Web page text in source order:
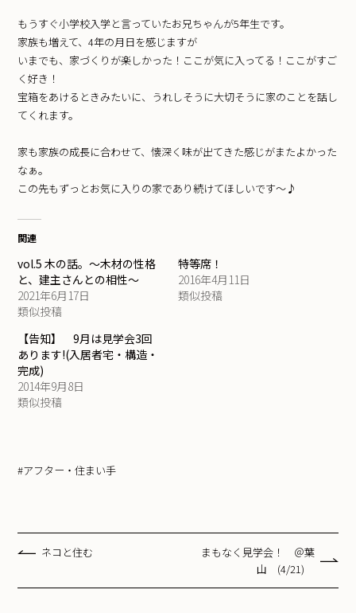
もうすぐ小学校入学と言っていたお兄ちゃんが5年生です。
家族も増えて、4年の月日を感じますが
いまでも、家づくりが楽しかった！ここが気に入ってる！ここがすご
く好き！
宝箱をあけるときみたいに、うれしそうに大切そうに家のことを話し
てくれます。
家も家族の成長に合わせて、懐深く味が出てきた感じがまたよかった
なぁ。
この先もずっとお気に入りの家であり続けてほしいです〜♪
関連
vol.5 木の話。～木材の性格
と、建主さんとの相性～
2021年6月17日
類似投稿
特等席！
2016年4月11日
類似投稿
【告知】 9月は見学会3回
あります!(入居者宅・構造・
完成)
2014年9月8日
類似投稿
#アフター・住まい手
ネコと住む
まもなく見学会！ ＠葉
山 (4/21)